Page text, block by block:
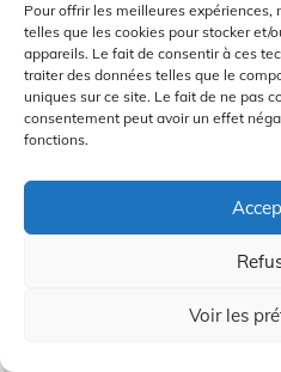
Pour offrir les meilleures
telles que les cookies pour stocker et/
appareils. Le fait de consentir à ces
traiter des données telles que le
uniques sur ce site. Le fait de ne pas
consentement peut avoir un effet
fonctions.
Voir les
Vous devezvous connecter
commentaire.
ACTUALITÉS